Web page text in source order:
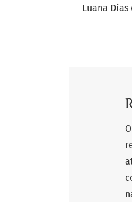
Luana Dias